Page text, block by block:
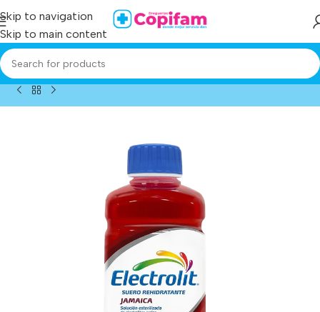
Skip to navigation
Skip to main content
Home / Producto/electrolit hidrat jamaica 625 ml